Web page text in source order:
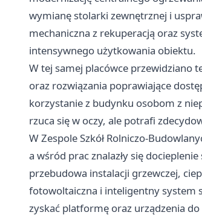
wymianę stolarki zewnętrznej i
mechaniczna z rekuperacją oraz
intensywnego użytkowania obiektu.
W tej samej placówce przewidziano
oraz rozwiązania poprawiające
korzystanie z budynku osobom z
rzuca się w oczy, ale potrafi
W Zespole Szkół Rolniczo-
a wśród prac znalazły się
przebudowa instalacji grzewczej,
fotowoltaiczna i inteligentny system
zyskać platformę oraz urządzenia